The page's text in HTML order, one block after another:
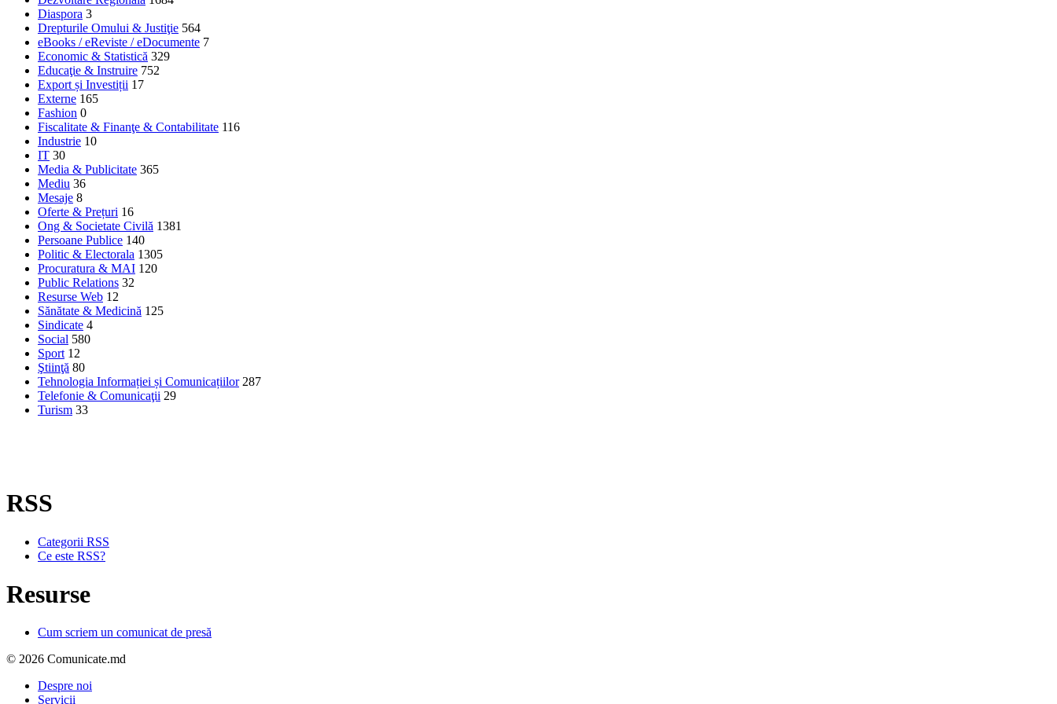
Diaspora 3
Drepturile Omului & Justiţie 564
eBooks / eReviste / eDocumente 7
Economic & Statistică 329
Educaţie & Instruire 752
Export și Investiții 17
Externe 165
Fashion 0
Fiscalitate & Finanţe & Contabilitate 116
Industrie 10
IT 30
Media & Publicitate 365
Mediu 36
Mesaje 8
Oferte & Prețuri 16
Ong & Societate Civilă 1381
Persoane Publice 140
Politic & Electorala 1305
Procuratura & MAI 120
Public Relations 32
Resurse Web 12
Sănătate & Medicină 125
Sindicate 4
Social 580
Sport 12
Ştiinţă 80
Tehnologia Informației și Comunicațiilor 287
Telefonie & Comunicaţii 29
Turism 33
RSS
Categorii RSS
Ce este RSS?
Resurse
Cum scriem un comunicat de presă
© 2026 Comunicate.md
Despre noi
Servicii